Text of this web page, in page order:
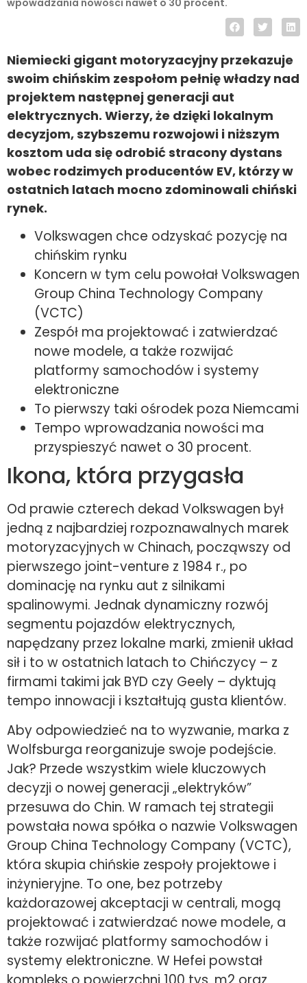
wpowadzania nowości nawet o 30 procent.
Niemiecki gigant motoryzacyjny przekazuje
swoim chińskim zespołom pełnię władzy nad
projektem następnej generacji aut
elektrycznych. Wierzy, że dzięki lokalnym
decyzjom, szybszemu rozwojowi i niższym
kosztom uda się odrobić stracony dystans
wobec rodzimych producentów EV, którzy w
ostatnich latach mocno zdominowali chiński
rynek.
Volkswagen chce odzyskać pozycję na
chińskim rynku
Koncern w tym celu powołał Volkswagen
Group China Technology Company
(VCTC)
Zespół ma projektować i zatwierdzać
nowe modele, a także rozwijać
platformy samochodów i systemy
elektroniczne
To pierwszy taki ośrodek poza Niemcami
Tempo wprowadzania nowości ma
przyspieszyć nawet o 30 procent.
Ikona, która przygasła
Od prawie czterech dekad Volkswagen był
jedną z najbardziej rozpoznawalnych marek
motoryzacyjnych w Chinach, począwszy od
pierwszego joint-venture z 1984 r., po
dominację na rynku aut z silnikami
spalinowymi. Jednak dynamiczny rozwój
segmentu pojazdów elektrycznych,
napędzany przez lokalne marki, zmienił układ
sił i to w ostatnich latach to Chińczycy – z
firmami takimi jak BYD czy Geely – dyktują
tempo innowacji i kształtują gusta klientów.
Aby odpowiedzieć na to wyzwanie, marka z
Wolfsburga reorganizuje swoje podejście.
Jak? Przede wszystkim wiele kluczowych
decyzji o nowej generacji „elektryków”
przesuwa do Chin. W ramach tej strategii
powstała nowa spółka o nazwie Volkswagen
Group China Technology Company (VCTC),
która skupia chińskie zespoły projektowe i
inżynieryjne. To one, bez potrzeby
każdorazowej akceptacji w centrali, mogą
projektować i zatwierdzać nowe modele, a
także rozwijać platformy samochodów i
systemy elektroniczne. W Hefei powstał